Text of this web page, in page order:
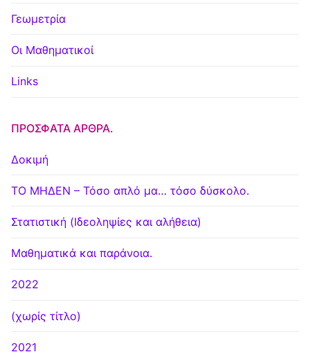
Γεωμετρία
Οι Μαθηματικοί
Links
ΠΡΌΣΦΑΤΑ ΆΡΘΡΑ.
Δοκιμή
ΤΟ ΜΗΔΕΝ – Τόσο απλό μα… τόσο δύσκολο.
Στατιστική (Ιδεοληψίες και αλήθεια)
Μαθηματικά και παράνοια.
2022
(χωρίς τίτλο)
2021